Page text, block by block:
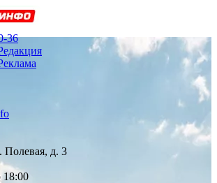
36
Полевая, д. 3
18:00